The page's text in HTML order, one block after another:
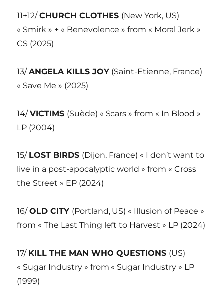
11+12/CHURCH CLOTHES (New York, US)
« Smirk » + « Benevolence » from « Moral Jerk »
CS (2025)
13/ANGELA KILLS JOY (Saint-Etienne, France)
« Save Me » (2025)
14/VICTIMS (Suède) « Scars » from « In Blood »
LP (2004)
15/ LOST BIRDS (Dijon, France) « I don’t want to
live in a post-apocalyptic world » from « Cross
the Street » EP (2024)
16/OLD CITY (Portland, US) « Illusion of Peace »
from « The Last Thing left to Harvest » LP (2024)
17/ KILL THE MAN WHO QUESTIONS (US)
« Sugar Industry » from « Sugar Industry » LP
(1999)